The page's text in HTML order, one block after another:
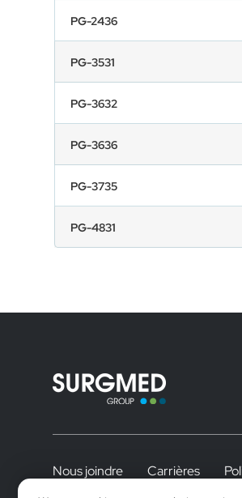
PG-2436
PG-3531
PG-3632
PG-3636
PG-3735
PG-4831
Nous joindre Carrières